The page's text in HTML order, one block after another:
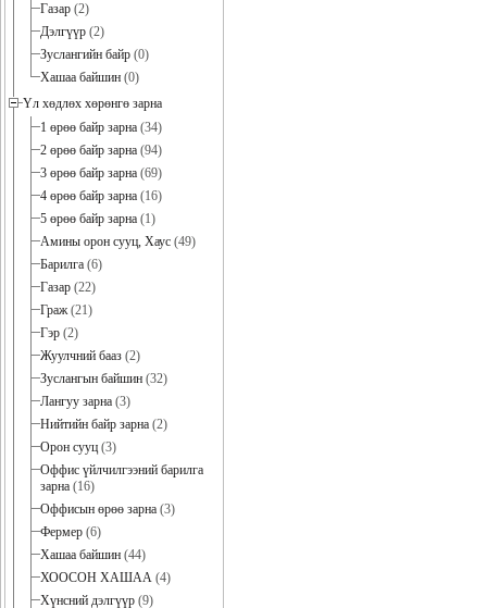
Газар (2)
Дэлгүүр (2)
Зуслангийн байр (0)
Хашаа байшин (0)
Үл хөдлөх хөрөнгө зарна
1 өрөө байр зарна (34)
2 өрөө байр зарна (94)
3 өрөө байр зарна (69)
4 өрөө байр зарна (16)
5 өрөө байр зарна (1)
Амины орон сууц, Хаус (49)
Барилга (6)
Газар (22)
Граж(21)
Гэр (2)
Жуулчний бааз (2)
Зуслангын байшин (32)
Лангуу зарна (3)
Нийтийн байр зарна (2)
Орон сууц (3)
Оффис үйлчилгээний барилга
зарна (16)
Оффисын өрөө зарна (3)
Фермер (6)
Хашаа байшин (44)
ХООСОН ХАШАА (4)
Хүнсний дэлгүүр (9)